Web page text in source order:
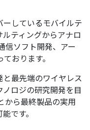
しているモバイルテ
ティングからアナロ
信ソフト開発、アー
おります。
最先端のワイヤレス
ロジの研究開発を目
から最終製品の実用
です。